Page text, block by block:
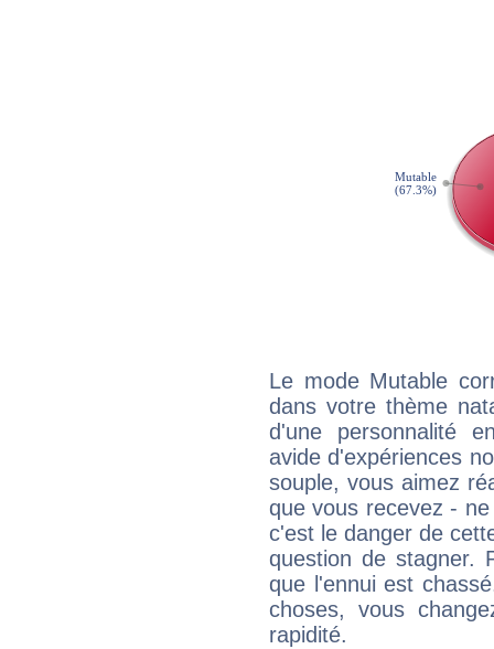
Le mode Mutable
dans votre thème
d'une personnalité
avide d'expériences
souple, vous aimez
que vous recevez -
c'est le danger de
question de stagner.
que l'ennui est
choses, vous
rapidité.